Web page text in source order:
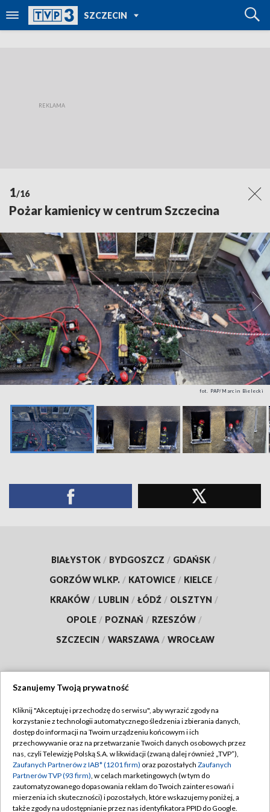
SZCZECIN
TVP REGIONY
1/16
Pożar kamienicy w centrum Szczecina
fot. PAP/Marcin Bielecki
BIAŁYSTOK / BYDGOSZCZ / GDAŃSK /
GORZÓW WLKP. / KATOWICE / KIELCE /
KRAKÓW / LUBLIN / ŁÓDŹ / OLSZTYN /
OPOLE / POZNAŃ / RZESZÓW /
SZCZECIN / WARSZAWA / WROCŁAW
TVP
Abonament TVP
Emisja w TVP
Centrum informacji TVP
Naziemna Telewizja Cyfrowa
Regulamin TVP
Polityka prywatności
Moje zgody
Pomoc
Szanujemy Twoją prywatność
Kliknij "Akceptuję i przechodzę do serwisu", aby wyrazić zgody na
korzystanie z technologii automatycznego śledzenia i zbierania danych,
dostęp do informacji na Twoim urządzeniu końcowym i ich
przechowywanie oraz na przetwarzanie Twoich danych osobowych przez
nas, czyli Telewizję Polską S.A. w likwidacji (zwaną dalej również „TVP”),
Zaufanych Partnerów z IAB* (1201 firm) oraz pozostałych Zaufanych
Partnerów TVP (93 firm), w celach marketingowych (w tym do
zautomatyzowanego dopasowania reklam do Twoich zainteresowań i
mierzenia ich skuteczności) i pozostałych, które wskazujemy poniżej, a
także zgody na udostępnianie przez nas identyfikatora PPID do Google.